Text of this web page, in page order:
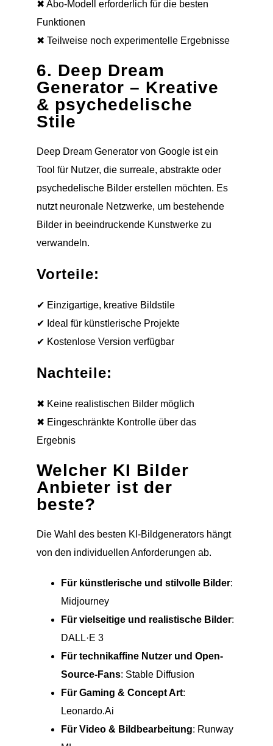
✖ Abo-Modell erforderlich für die besten
Funktionen
✖ Teilweise noch experimentelle Ergebnisse
6. Deep Dream
Generator – Kreative
& psychedelische
Stile
Deep Dream Generator von Google ist ein
Tool für Nutzer, die surreale, abstrakte oder
psychedelische Bilder erstellen möchten. Es
nutzt neuronale Netzwerke, um bestehende
Bilder in beeindruckende Kunstwerke zu
verwandeln.
Vorteile:
✔ Einzigartige, kreative Bildstile
✔ Ideal für künstlerische Projekte
✔ Kostenlose Version verfügbar
Nachteile:
✖ Keine realistischen Bilder möglich
✖ Eingeschränkte Kontrolle über das
Ergebnis
Welcher KI Bilder
Anbieter ist der
beste?
Die Wahl des besten KI-Bildgenerators hängt
von den individuellen Anforderungen ab.
Für künstlerische und stilvolle Bilder:
Midjourney
Für vielseitige und realistische Bilder:
DALL·E 3
Für technikaffine Nutzer und Open-
Source-Fans: Stable Diffusion
Für Gaming & Concept Art:
Leonardo.Ai
Für Video & Bildbearbeitung: Runway